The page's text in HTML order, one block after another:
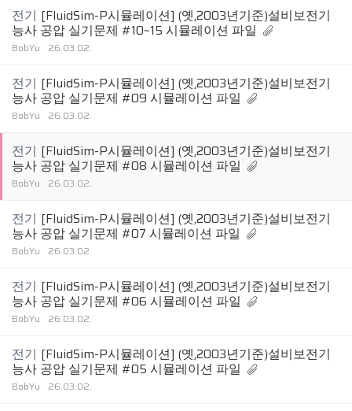
전기 [FluidSim-P시뮬레이션] (옛,2003년기준)설비보전기
능사 공압 실기문제 #10~15 시뮬레이션 파일
BobYu 26.03.02.
전기 [FluidSim-P시뮬레이션] (옛,2003년기준)설비보전기
능사 공압 실기문제 #09 시뮬레이션 파일
BobYu 26.03.02.
전기 [FluidSim-P시뮬레이션] (옛,2003년기준)설비보전기
능사 공압 실기문제 #08 시뮬레이션 파일
BobYu 26.03.02.
전기 [FluidSim-P시뮬레이션] (옛,2003년기준)설비보전기
능사 공압 실기문제 #07 시뮬레이션 파일
BobYu 26.03.02.
전기 [FluidSim-P시뮬레이션] (옛,2003년기준)설비보전기
능사 공압 실기문제 #06 시뮬레이션 파일
BobYu 26.03.02.
전기 [FluidSim-P시뮬레이션] (옛,2003년기준)설비보전기
능사 공압 실기문제 #05 시뮬레이션 파일
BobYu 26.03.02.